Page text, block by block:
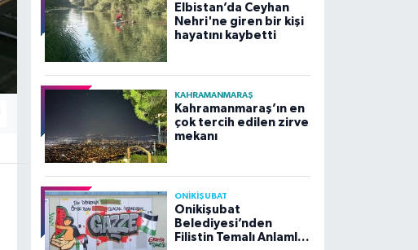
Elbistan’da Ceyhan
Nehri'ne giren bir kişi
hayatını kaybetti
KAHRAMANMARAŞ
Kahramanmaraş’ın en
çok tercih edilen zirve
mekanı
ONİKİŞUBAT
Onikişubat
Belediyesi’nden
Filistin Temalı Anlamlı